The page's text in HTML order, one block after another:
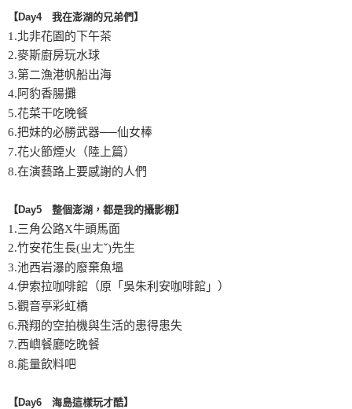
【Day4 我在澎湖的兄弟們】
1.北非花園的下午茶
2.麥斯廚房玩水球
3.第二漁港帆船出海
4.阿豹香腸攤
5.花菜干吃晚餐
6.把妹的必勝武器──仙女棒
7.花火節煙火（陸上篇）
8.在演藝路上要感謝的人們
【Day5 整個澎湖，都是我的攝影棚】
1.三角公路X牛頭馬面
2.竹安花生長(ㄓㄤˇ)先生
3.池西岩瀑的廢棄魚塭
4.伊索拉咖啡館（原「吳朱利安咖啡館」）
5.觀音亭彩虹橋
6.飛翔的空拍機與生活的患得患失
7.西嶼餐廳吃晚餐
8.能量飲料吧
【Day6 海島這樣玩才酷】